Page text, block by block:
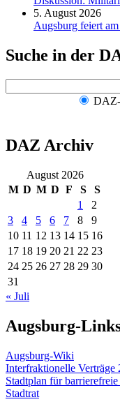
5. August 2026
Augsburg feiert
Suche in der
DAZ Archiv
August 2026
M D M D F S
S
1
2
3
4 5 6 7 8
9
10 11 12 13 14 15 16
17 18 19 20 21 22 23
24 25 26 27 28 29 30
31
« Juli
Augsburg-
Augsburg-Wiki
Interfraktionelle Verträge
Stadtplan für
Stadtrat